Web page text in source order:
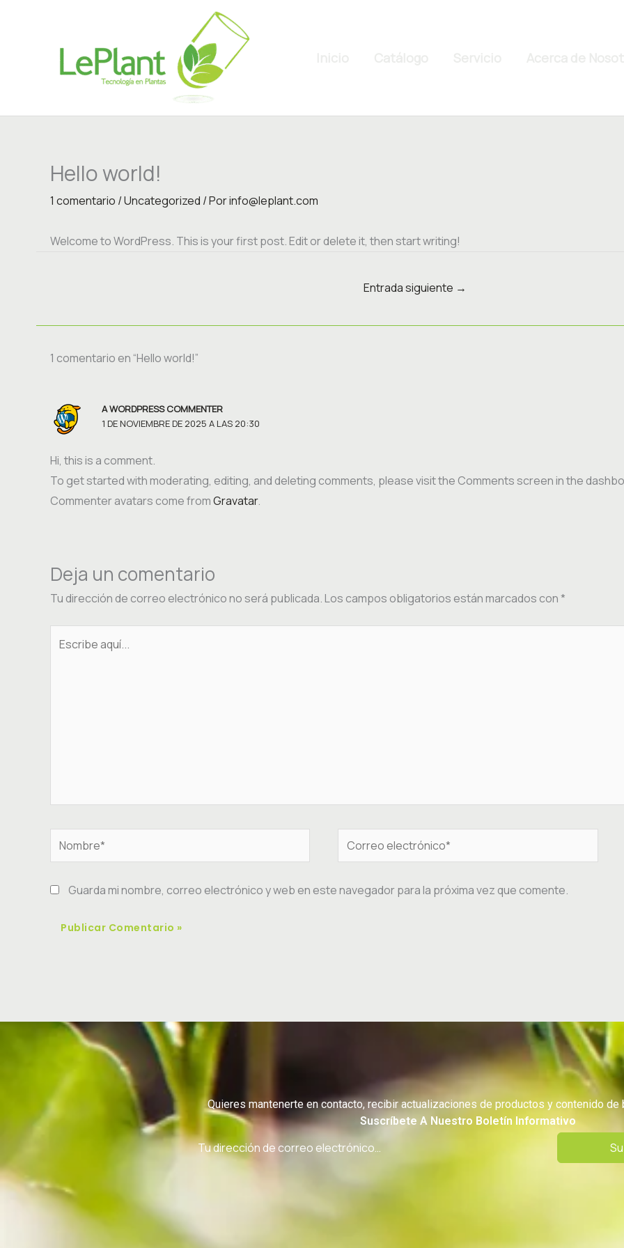
Hello world!
1 comentario /Uncategorized / Porinfo@leplant.com
Welcome to WordPress. This is your first post. Edit or delete it, then start writing!
Entrada siguiente →
1 comentario en “Hello world!”
A WORDPRESS COMMENTER
1 DE NOVIEMBRE DE 2025 A LAS 20:30
Hi, this is a comment.
To get started with moderating, editing, and deleting comments, please visit the Comments screen in the
Commenter avatars come fromGravatar.
Deja un comentario
Tu dirección de correo electrónico no será publicada.Los campos obligatorios están marcados con *
Nombre*
Correo
electrónico*
Guarda mi nombre, correo electrónico y web en este navegador para la próxima vez que comente.
Quieres mantenerte en contacto, recibir actualizaciones de productos y contenido
Suscríbete A Nuestro Boletín Informativo